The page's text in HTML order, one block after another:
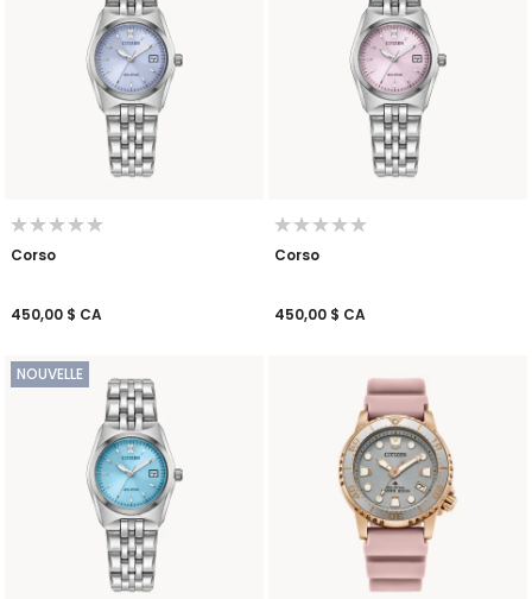
Corso
450,00 $ CA
Corso
450,00 $ CA
NOUVELLE